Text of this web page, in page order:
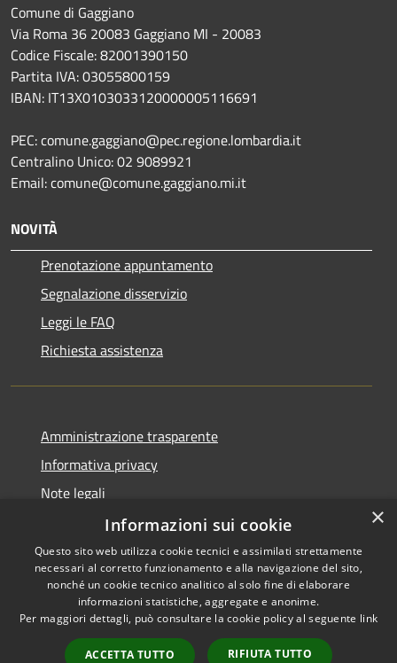
Comune di Gaggiano
Via Roma 36 20083 Gaggiano MI - 20083
Codice Fiscale: 82001390150
Partita IVA: 03055800159
IBAN: IT13X0103033120000005116691
PEC: comune.gaggiano@pec.regione.lombardia.it
Centralino Unico: 02 9089921
Email: comune@comune.gaggiano.mi.it
NOVITÀ
Prenotazione appuntamento
Segnalazione disservizio
Leggi le FAQ
Richiesta assistenza
Amministrazione trasparente
Informativa privacy
Note legali
Dichiarazione di accessibilità
RSS
Accessibilità
Copyright © 2026 • Comune di
Gaggiano • Powered by
Municipium• Accesso
×
Informazioni sui cookie
Questo sito web utilizza cookie tecnici e assimilati strettamente
necessari al corretto funzionamento e alla navigazione del sito,
nonché un cookie tecnico analitico al solo fine di elaborare
informazioni statistiche, aggregate e anonime.
Per maggiori dettagli, può consultare la cookie policy al seguente link
ACCETTA TUTTO RIFIUTA TUTTO